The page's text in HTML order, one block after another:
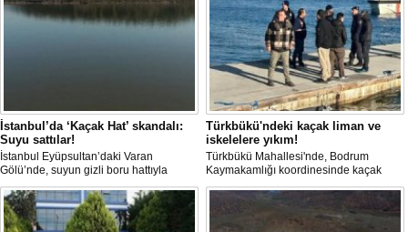
İstanbul’da ‘Kaçak Hat’ skandalı:
Suyu sattılar!
İstanbul Eyüpsultan’daki Varan
Gölü’nde, suyun gizli boru hattıyla
çekilip tankerlere aktarıldığı öne
sürüldü. Hattın izini süren vatandaşlar,
yaklaşık 3 kilometrelik kaçak düzenek
kurulduğunu iddia etti.
Türkbükü'ndeki kaçak liman ve
iskelelere yıkım!
Türkbükü Mahallesi'nde, Bodrum
Kaymakamlığı koordinesinde kaçak
liman ve iskelelere yönelik yıkım
çalışması başlatıldı.